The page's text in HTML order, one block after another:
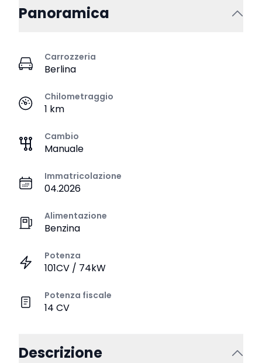
Panoramica
Carrozzeria
Berlina
Chilometraggio
1 km
Cambio
Manuale
Immatricolazione
04.2026
Alimentazione
Benzina
Potenza
101CV / 74kW
Potenza fiscale
14 CV
Descrizione